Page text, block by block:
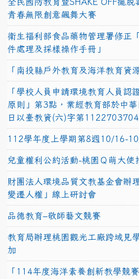
青春無限創意飆舞大賽
衛生福利部食品藥物管理署修正
件處理及採樣操作手冊」
「南投縣戶外教育及海洋教育資
「學校人員申請環境教育人員認
原則」第3點，業經教育部於中
日以臺教資(六)字第
112學年度上學期第8週10/16-
兒童權利公約活動-桃園Ｑ萌大使
財團法人環境品質文教基金會辦
變遷人權」線上研討會
品德教育–敬師藝文競賽
教育局辦理桃園觀光工廠跨域見
加
「114年度海洋素養創新教學競